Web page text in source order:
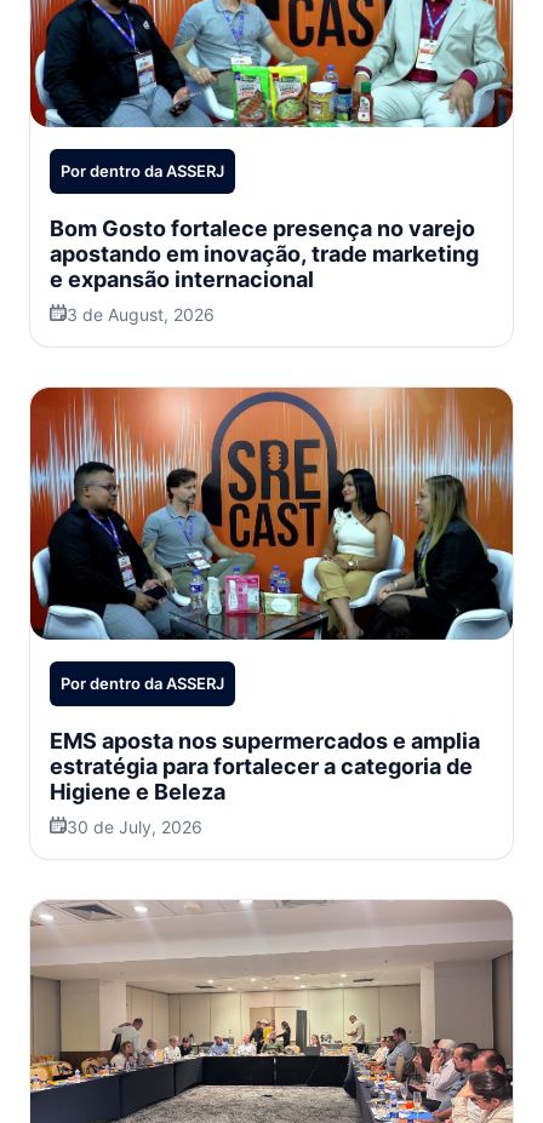
Por dentro da ASSERJ
Bom Gosto fortalece presença no varejo
apostando em inovação, trade marketing
e expansão internacional
3 de August, 2026
Por dentro da ASSERJ
EMS aposta nos supermercados e amplia
estratégia para fortalecer a categoria de
Higiene e Beleza
30 de July, 2026